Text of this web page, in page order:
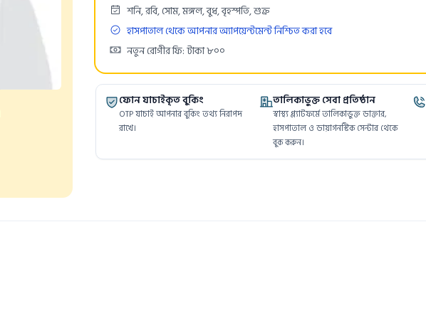
Days:শনি, রবি, সোম, মঙ্গল, বুধ, বৃহস্পতি, শুক্র
Needs Approval
হাসপাতাল থেকে আপনার অ্যাপয়েন্টমেন্ট নিশ্চিত করা হবে
Cost:নতুন রোগীর ফি: টাকা ৮০০
ফোন যাচাইকৃত বুকিং
OTP যাচাই আপনার বুকিং তথ্য নিরাপদ
রাখে।
তালিকাভুক্ত সেবা প্রতিষ্ঠান
স্বাস্থ্য প্ল্যাটফর্মে তালিকাভুক্ত ডাক্তার,
হাসপাতাল ও ডায়াগনস্টিক সেন্টার থেকে
বুক করুন।